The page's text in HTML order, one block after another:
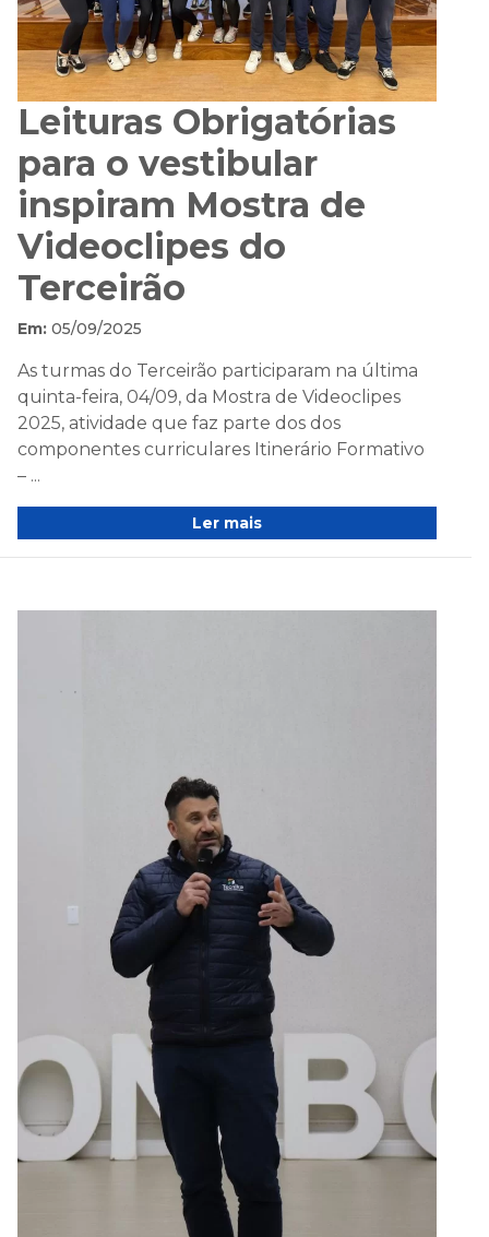
Leituras Obrigatórias
para o vestibular
inspiram Mostra de
Videoclipes do
Terceirão
Em: 05/09/2025
As turmas do Terceirão participaram na última
quinta-feira, 04/09, da Mostra de Videoclipes
2025, atividade que faz parte dos dos
componentes curriculares Itinerário Formativo
– ...
Ler mais